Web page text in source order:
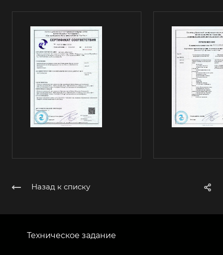
Назад к списку
Техническое задание